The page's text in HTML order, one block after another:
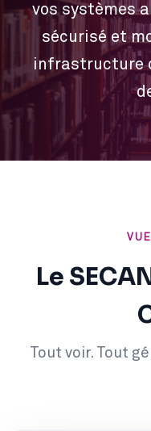
vos systèmes
sécurisé et
infrastructure
Le
Tout voir. Tout